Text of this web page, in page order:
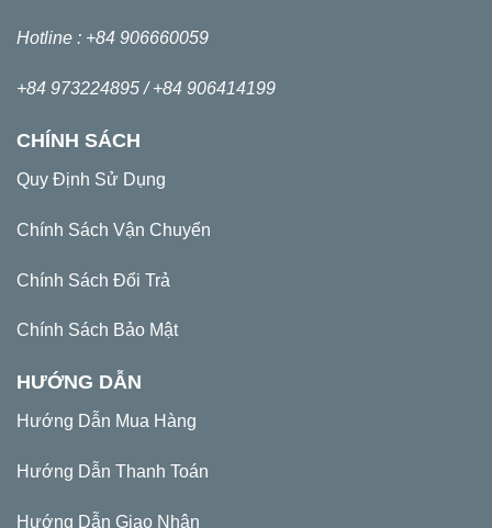
Hotline : +84 906660059
+84 973224895 /+84 906414199
CHÍNH SÁCH
Quy Định Sử Dụng
Chính Sách Vận Chuyển
Chính Sách Đổi Trả
Chính Sách Bảo Mật
HƯỚNG DẪN
Hướng Dẫn Mua Hàng
Hướng Dẫn Thanh Toán
Hướng Dẫn Giao Nhận